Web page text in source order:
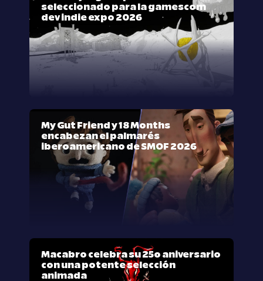
seleccionado para la gamescom
dev indie expo 2026
My Gut Friend y 18 Months
encabezan el palmarés
iberoamericano de SMOF 2026
Macabro celebra su 25º aniversario
con una potente selección
animada